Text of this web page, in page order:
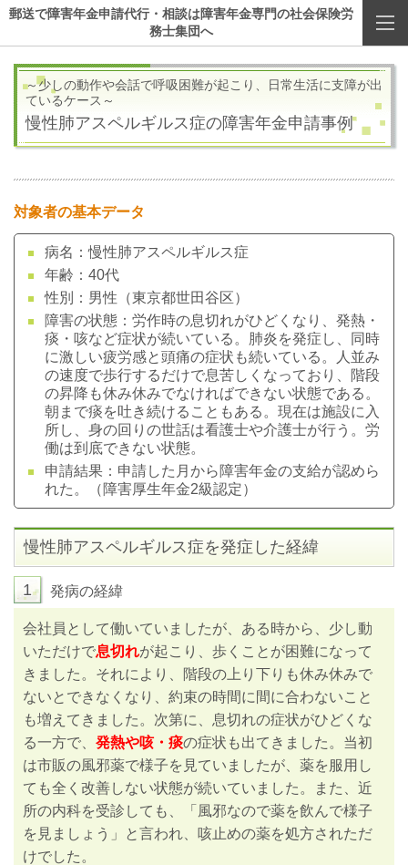
郵送で障害年金申請代行・相談は障害年金専門の社会保険労
務士集団へ
～少しの動作や会話で呼吸困難が起こり、日常生活に支障が出
ているケース ～
慢性肺アスペルギルス症の障害年金申請事例
対象者の基本データ
病名：慢性肺アスペルギルス症
年齢：40代
性別：男性（東京都世田谷区）
障害の状態：労作時の息切れがひどくなり、発熱・
痰・咳など症状が続いている。肺炎を発症し、同時
に激しい疲労感と頭痛の症状も続いている。人並み
の速度で歩行するだけで息苦しくなっており、階段
の昇降も休み休みでなければできない状態である。
朝まで痰を吐き続けることもある。現在は施設に入
所し、身の回りの世話は看護士や介護士が行う。労
働は到底できない状態。
申請結果：申請した月から障害年金の支給が認めら
れた。（障害厚生年金2級認定）
慢性肺アスペルギルス症を発症した経緯
1 発病の経緯
会社員として働いていましたが、ある時から、少し動
いただけで息切れが起こり、歩くことが困難になって
きました。それにより、階段の上り下りも休み休みで
ないとできなくなり、約束の時間に間に合わないこと
も増えてきました。次第に、息切れの症状がひどくな
る一方で、 発熱や咳・痰の症状も出てきました。当初
は市販の風邪薬で様子を見ていましたが、薬を服用し
ても全く改善しない状態が続いていました。また、近
所の内科を受診しても、「風邪なので薬を飲んで様子
を見ましょう」と言われ、咳止めの薬を処方されただ
けでした。